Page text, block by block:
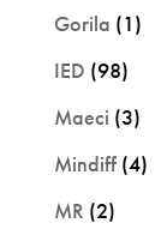
Gorila (1)
IED (98)
Maeci (3)
Mindiff(4)
MR (2)